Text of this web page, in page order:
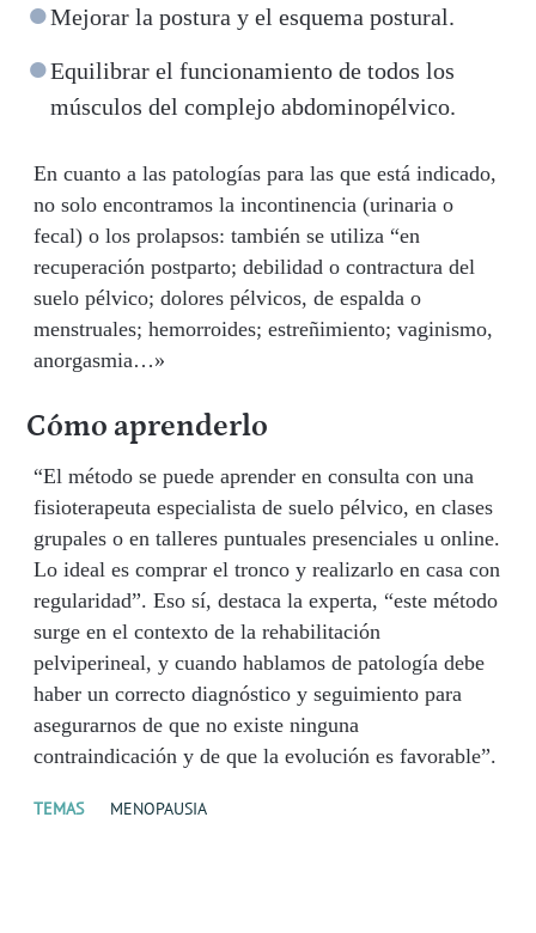
Mejorar la postura y el esquema postural.
Equilibrar el funcionamiento de todos los
músculos del complejo abdominopélvico.
En cuanto a las patologías para las que está indicado,
no solo encontramos la incontinencia (urinaria o
fecal) o los prolapsos: también se utiliza “en
recuperación postparto; debilidad o contractura del
suelo pélvico; dolores pélvicos, de espalda o
menstruales; hemorroides; estreñimiento; vaginismo,
anorgasmia…»
Cómo aprenderlo
“El método se puede aprender en consulta con una
fisioterapeuta especialista de suelo pélvico, en clases
grupales o en talleres puntuales presenciales u online.
Lo ideal es comprar el tronco y realizarlo en casa con
regularidad”. Eso sí, destaca la experta, “este método
surge en el contexto de la rehabilitación
pelviperineal, y cuando hablamos de patología debe
haber un correcto diagnóstico y seguimiento para
asegurarnos de que no existe ninguna
contraindicación y de que la evolución es favorable”.
TEMAS MENOPAUSIA